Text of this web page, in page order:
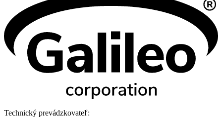
Technický prevádzkovateľ: